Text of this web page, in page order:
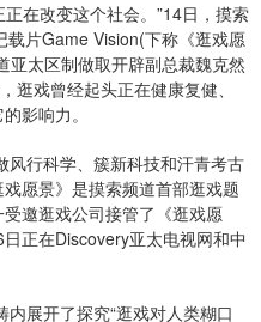
在改变这个社会。”14日，摸索
片Game Vision(下称《逛戏愿
亚太区制做取开辟副总裁魏克然
逛戏曾经起头正在健康复健、
影响力。
行科学、簇新科技和汗青考古
愿景》是摸索频道首部逛戏题
邀逛戏公司接管了《逛戏愿
正在Discovery亚太电视网和中
展开了探究“逛戏对人类糊口